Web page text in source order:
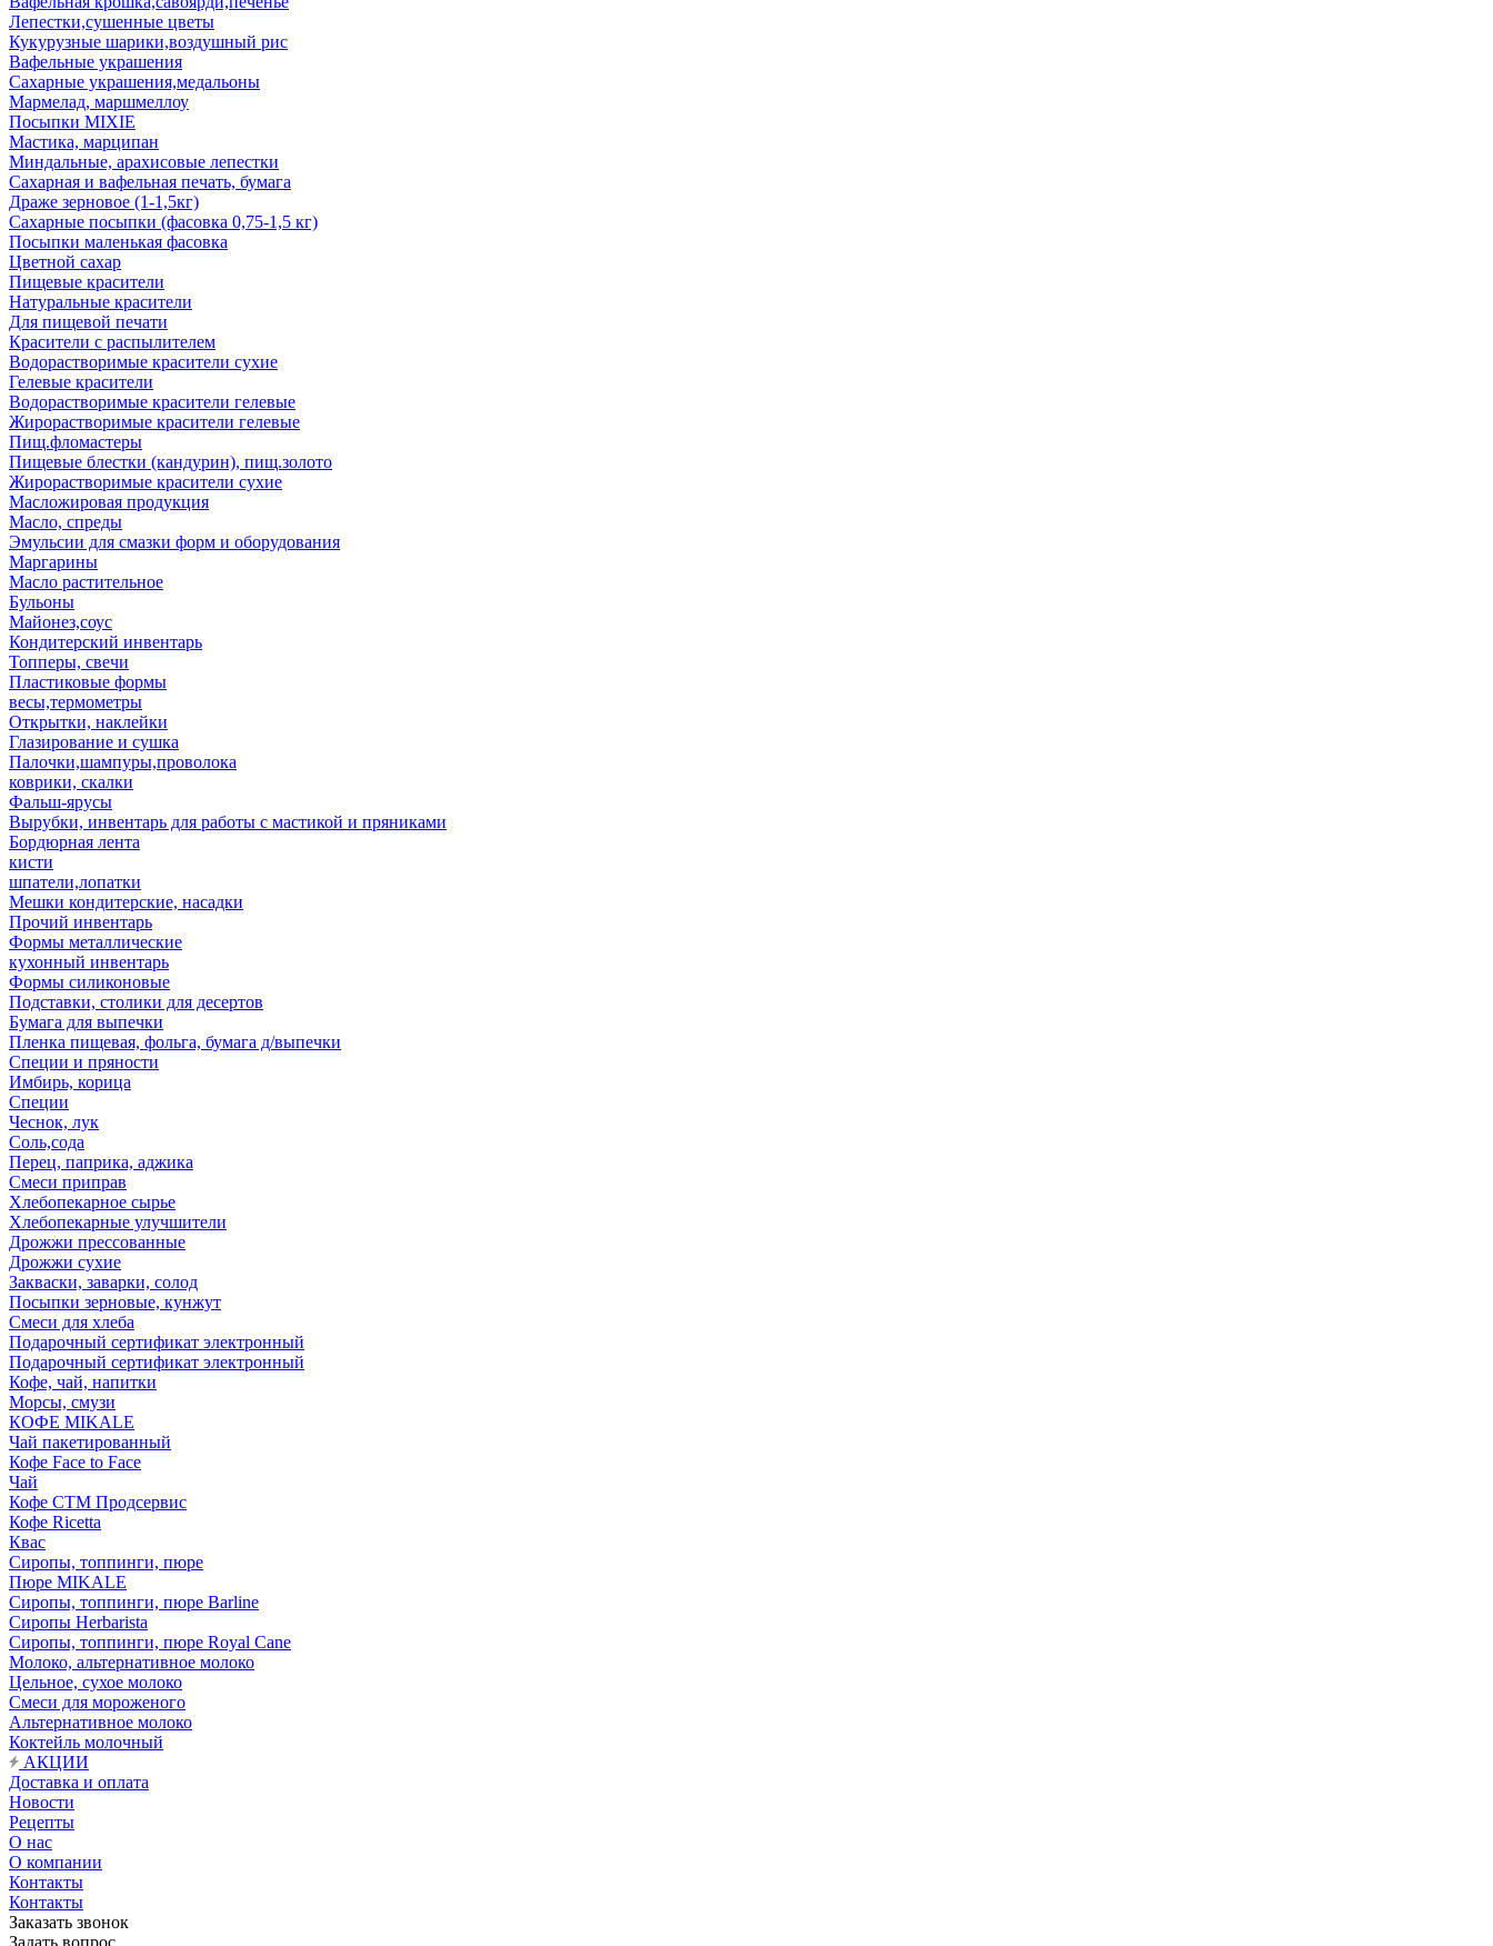
Лепестки,сушенные цветы
Кукурузные шарики,воздушный рис
Вафельные украшения
Сахарные украшения,медальоны
Мармелад, маршмеллоу
Посыпки MIXIE
Мастика, марципан
Миндальные, арахисовые лепестки
Сахарная и вафельная печать, бумага
Драже зерновое (1-1,5кг)
Сахарные посыпки (фасовка 0,75-1,5 кг)
Посыпки маленькая фасовка
Цветной сахар
Пищевые красители
Натуральные красители
Для пищевой печати
Красители с распылителем
Водорастворимые красители сухие
Гелевые красители
Водорастворимые красители гелевые
Жирорастворимые красители гелевые
Пищ.фломастеры
Пищевые блестки (кандурин), пищ.золото
Жирорастворимые красители сухие
Масложировая продукция
Масло, спреды
Эмульсии для смазки форм и оборудования
Маргарины
Масло растительное
Бульоны
Майонез,соус
Кондитерский инвентарь
Топперы, свечи
Пластиковые формы
весы,термометры
Открытки, наклейки
Глазирование и сушка
Палочки,шампуры,проволока
коврики, скалки
Фальш-ярусы
Вырубки, инвентарь для работы с мастикой и пряниками
Бордюрная лента
кисти
шпатели,лопатки
Мешки кондитерские, насадки
Прочий инвентарь
Формы металлические
кухонный инвентарь
Формы силиконовые
Подставки, столики для десертов
Бумага для выпечки
Пленка пищевая, фольга, бумага д/выпечки
Специи и пряности
Имбирь, корица
Специи
Чеснок, лук
Соль,сода
Перец, паприка, аджика
Смеси приправ
Хлебопекарное сырье
Хлебопекарные улучшители
Дрожжи прессованные
Дрожжи сухие
Закваски, заварки, солод
Посыпки зерновые, кунжут
Смеси для хлеба
Подарочный сертификат электронный
Подарочный сертификат электронный
Кофе, чай, напитки
Морсы, смузи
КОФЕ MIKALE
Чай пакетированный
Кофе Face to Face
Чай
Кофе СТМ Продсервис
Кофе Ricetta
Квас
Сиропы, топпинги, пюре
Пюре MIKALE
Сиропы, топпинги, пюре Barline
Сиропы Herbarista
Сиропы, топпинги, пюре Royal Cane
Молоко, альтернативное молоко
Цельное, сухое молоко
Смеси для мороженого
Альтернативное молоко
Коктейль молочный
АКЦИИ
Доставка и оплата
Новости
Рецепты
О нас
О компании
Контакты
Контакты
Заказать звонок
Задать вопрос